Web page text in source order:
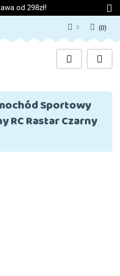
od 298zł!
Zaloguj się
Załóż konto
Zgody cookies
(0)
Sportowy
RC Rastar Czarny